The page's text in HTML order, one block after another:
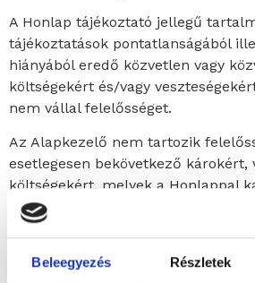
Beleegyezés Részletek
A Honlap tájékoztató jellegű
tájékoztatások pontatlanságából
hiányából eredő közvetlen vagy
költségekért és/vagy
nem vállal felelősséget.
Az Alapkezelő nem tartozik
esetlegesen bekövetkező károkért,
költségekért, melyek a Honlappal
használatából, használatra
megfelelő működéséből,
Honlapon található információ